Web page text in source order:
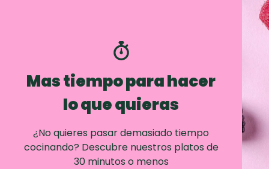
Mas tiempo para hacer
lo que quieras
¿No quieres pasar demasiado tiempo
cocinando? Descubre nuestros platos de
30 minutos o menos